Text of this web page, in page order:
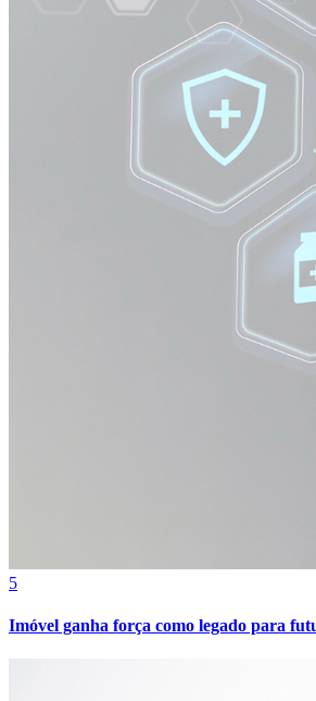
5
Imóvel ganha força como legado para